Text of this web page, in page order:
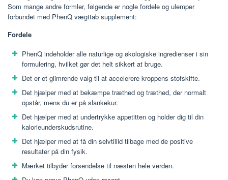
Som mange andre formler, følgende er nogle fordele og ulemper
forbundet med PhenQ vægttab supplement:
Fordele
PhenQ indeholder alle naturlige og økologiske ingredienser i sin
formulering, hvilket gør det helt sikkert at bruge.
Det er et glimrende valg til at accelerere kroppens stofskifte.
Det hjælper med at bekæmpe træthed og træthed, der normalt
opstår, mens du er på slankekur.
Det hjælper med at undertrykke appetitten og holder dig til din
kalorieunderskudsrutine.
Det hjælper med at få din selvtillid tilbage med de positive
resultater på din fysik.
Mærket tilbyder forsendelse til næsten hele verden.